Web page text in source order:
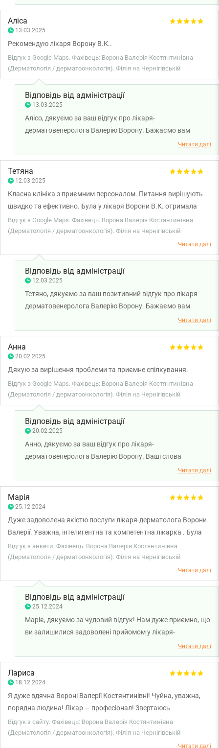
вам міцного здоров'я!
Аліса
13.03.2025
Рекомендую лікаря Ворону В.К..
Відгук з Google Maps. Фахівець: Ворона Валерія Костянтинівна
(Дерматологія / дерматоонкологія). Філія на Чернігівській
Відповідь від адміністрації
13.03.2025
Алісо, дякуємо за ваш відгук про лікаря-
дерматовенеролога Валерію Ворону. Бажаємо вам
Читати далі
Тетяна
12.03.2025
Класна клініка з приємним персоналом. Питання вирішують
швидко та ефективно. Була у лікаря Ворони В.К. отримала
вичерпну, швидку консультацію та призначення по догляду за
шкірою.
Відгук з Google Maps. Фахівець: Ворона Валерія Костянтинівна
(Дерматологія / дерматоонкологія). Філія на Чернігівській
Читати далі
Відповідь від адміністрації
12.03.2025
Тетяно, дякуємо за ваш позитивний відгук про лікаря-
дерматовенеролога Валерію Ворону. Бажаємо вам
Читати далі
Анна
20.02.2025
Дякую за вирішення проблеми та приємне спілкування.
Відгук з Google Maps. Фахівець: Ворона Валерія Костянтинівна
(Дерматологія / дерматоонкологія). Філія на Чернігівській
Відповідь від адміністрації
20.02.2025
Анно, дякуємо за ваш відгук про лікаря-
дерматовенеролога Валерію Ворону. Ваші слова
надихають нас і далі працювати на найвищому рівні.
Бажаємо вам міцного здоров'я!
Читати далі
Марія
25.12.2024
Дуже задоволена якістю послуги лікаря-дерматолога Ворони
Валерії. Уважна, інтелигентна та компетентна лікарка . Була
перший раз в клініці та у лікаря на прийомі. Все пройшло дуже
добре! Дякую!
Відгук з анкети. Фахівець: Ворона Валерія Костянтинівна
(Дерматологія / дерматоонкологія). Філія на Чернігівській
Читати далі
Відповідь від адміністрації
25.12.2024
Маріє, дякуємо за чудовий відгук! Нам дуже приємно, що
ви залишилися задоволені прийомом у лікаря-
дерматовенеролога Валерії Ворони. Бажаємо вам
міцного здоров'я!
Читати далі
Лариса
18.12.2024
Я дуже вдячна Вороні Валерії Костянтинівні! Чуйна, уважна,
порядна людина! Лікар — професіонал! Звертаюсь
неодноразово і рекомендую всім! Думка про клініку, теж,
найкраща! 🙏
Відгук з сайту. Фахівець: Ворона Валерія Костянтинівна
(Дерматологія / дерматоонкологія). Філія на Чернігівській
Читати далі